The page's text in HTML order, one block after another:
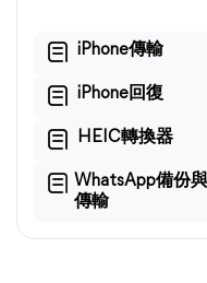
iPhone傳輸
iPhone回復
HEIC轉換器
WhatsApp備份與
傳輸